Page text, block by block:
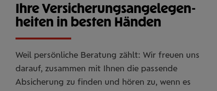
Ihre Versicherungs­angelegen­
heiten in besten Händen
Weil persönliche Beratung zählt: Wir freuen uns
darauf, zusammen mit Ihnen die passende
Absicherung zu finden und hören zu, wenn es